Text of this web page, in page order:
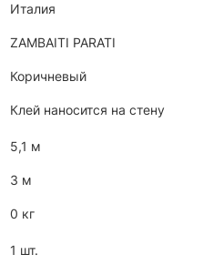
Италия
ZAMBAITI PARATI
Коричневый
Клей наносится на стену
5,1 м
3 м
0 кг
1 шт.